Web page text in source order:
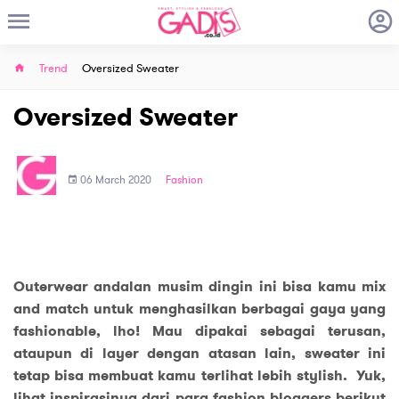
Trend Oversized Sweater
Oversized Sweater
06 March 2020 Fashion
Outerwear andalan musim dingin ini bisa kamu mix
and match untuk menghasilkan berbagai gaya yang
fashionable, lho! Mau dipakai sebagai terusan,
ataupun di layer dengan atasan lain, sweater ini
tetap bisa membuat kamu terlihat lebih stylish. Yuk,